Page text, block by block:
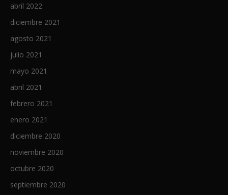
abril 2022
diciembre 2021
agosto 2021
julio 2021
mayo 2021
abril 2021
febrero 2021
enero 2021
diciembre 2020
noviembre 2020
octubre 2020
septiembre 2020